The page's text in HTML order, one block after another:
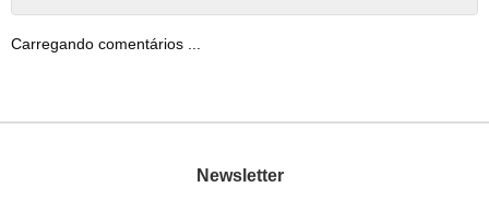
Carregando comentários ...
Newsletter